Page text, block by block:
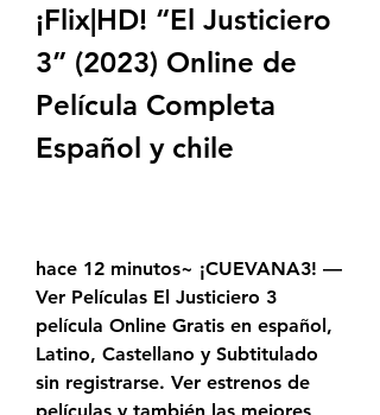
¡Flix|HD! “El Justiciero
3” (2023) Online de
Película Completa
Español y chile
hace 12 minutos~ ¡CUEVANA3! —
Ver Películas El Justiciero 3
película Online Gratis en español,
Latino, Castellano y Subtitulado
sin registrarse. Ver estrenos de